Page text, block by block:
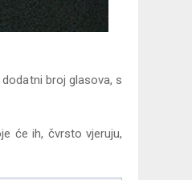
broj glasova, s
će ih, čvrsto vjeruju,